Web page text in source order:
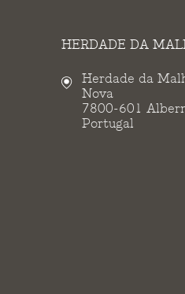
HERDADE DA
Herdade da
Nova
7800-601
Portugal